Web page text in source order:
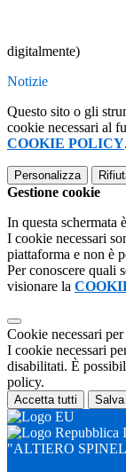
digitalmente)
Notizie
Questo sito o gli
cookie necessari al
COOKIE POLICY.
Personalizza
Gestione cookie
In questa schermata
I cookie necessari
piattaforma e non è
Per conoscere quali
visionare la
Cookie necessari
I cookie necessari
disabilitati. È
policy.
Accetta tutti
"ALTIERO